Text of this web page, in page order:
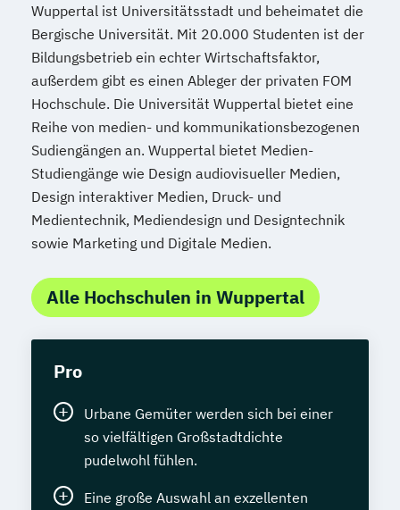
Wuppertal ist Universitätsstadt und beheimatet die
Bergische Universität. Mit 20.000 Studenten ist der
Bildungsbetrieb ein echter Wirtschaftsfaktor,
außerdem gibt es einen Ableger der privaten FOM
Hochschule. Die Universität Wuppertal bietet eine
Reihe von medien- und kommunikationsbezogenen
Sudiengängen an. Wuppertal bietet Medien-
Studiengänge wie Design audiovisueller Medien,
Design interaktiver Medien, Druck- und
Medientechnik, Mediendesign und Designtechnik
sowie Marketing und Digitale Medien.
Alle Hochschulen in Wuppertal
Pro
Urbane Gemüter werden sich bei einer
so vielfältigen Großstadtdichte
pudelwohl fühlen.
Eine große Auswahl an exzellenten